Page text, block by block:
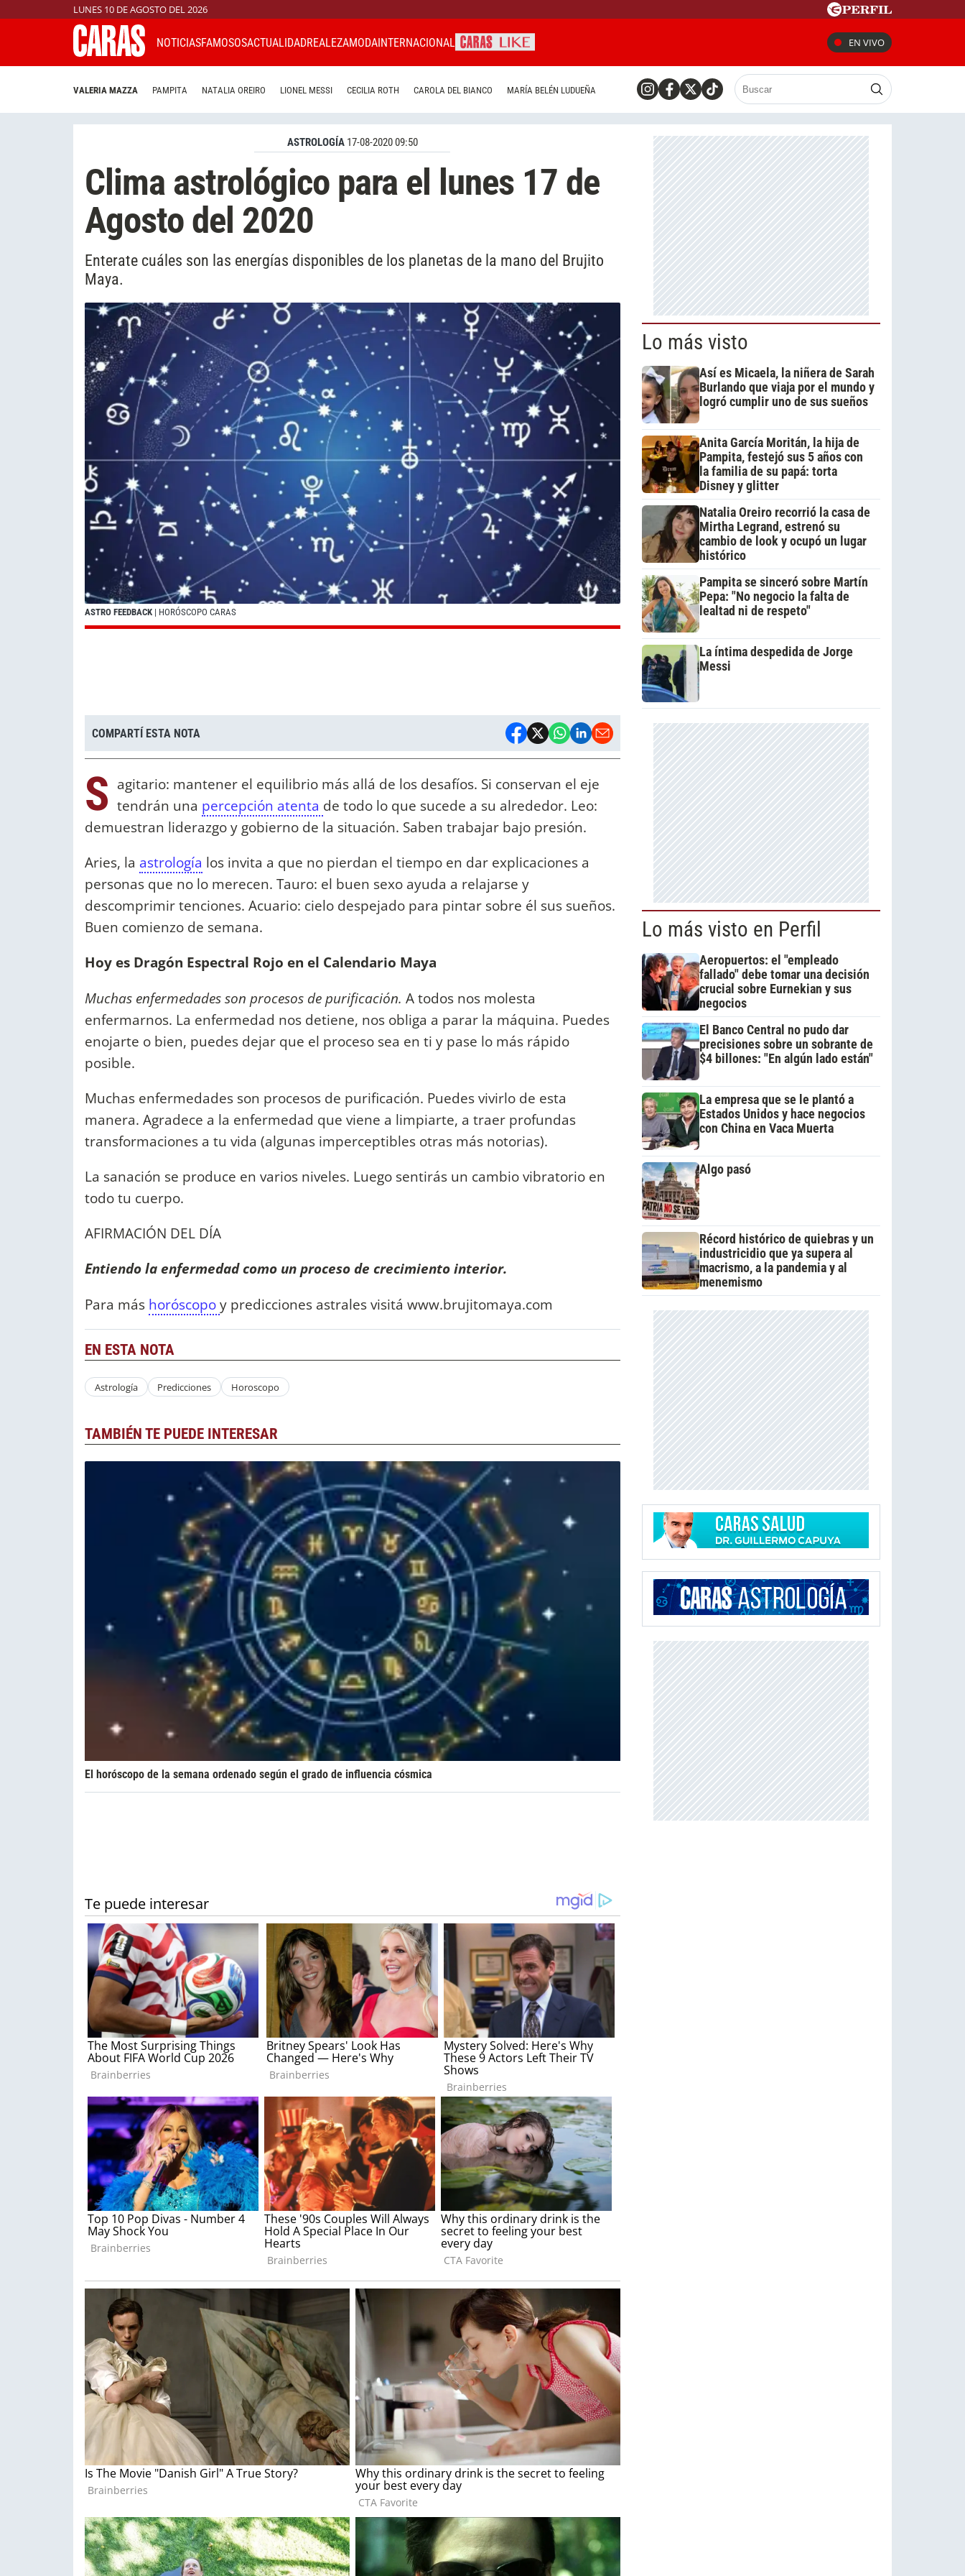
LUNES 10 DE AGOSTO DEL 2026
NOTICIASFAMOSOSACTUALIDADREALEZAMODAINTERNACIONAL EN VIVO
VALERIA MAZZA PAMPITA NATALIA OREIRO LIONEL MESSI CECILIA ROTH CAROLA DEL BIANCO MARÍA BELÉN LUDUEÑA
ASTROLOGÍA 17-08-2020 09:50
Clima astrológico para el lunes 17 de
Agosto del 2020
Enterate cuáles son las energías disponibles de los planetas de la mano del Brujito
Maya.
ASTRO FEEDBACK | HORÓSCOPO CARAS
COMPARTÍ ESTA NOTA
S agitario: mantener el equilibrio más allá de los desafíos. Si conservan el eje
tendrán una percepción atenta de todo lo que sucede a su alrededor. Leo:
demuestran liderazgo y gobierno de la situación. Saben trabajar bajo presión.
Aries, la astrología los invita a que no pierdan el tiempo en dar explicaciones a
personas que no lo merecen. Tauro: el buen sexo ayuda a relajarse y
descomprimir tenciones. Acuario: cielo despejado para pintar sobre él sus sueños.
Buen comienzo de semana.
Hoy es Dragón Espectral Rojo en el Calendario Maya
Muchas enfermedades son procesos de purificación. A todos nos molesta
enfermarnos. La enfermedad nos detiene, nos obliga a parar la máquina. Puedes
enojarte o bien, puedes dejar que el proceso sea en ti y pase lo más rápido
posible.
Muchas enfermedades son procesos de purificación. Puedes vivirlo de esta
manera. Agradece a la enfermedad que viene a limpiarte, a traer profundas
transformaciones a tu vida (algunas imperceptibles otras más notorias).
La sanación se produce en varios niveles. Luego sentirás un cambio vibratorio en
todo tu cuerpo.
AFIRMACIÓN DEL DÍA
Entiendo la enfermedad como un proceso de crecimiento interior.
Para más horóscopoy predicciones astrales visitá www.brujitomaya.com
EN ESTA NOTA
Astrología Predicciones Horoscopo
TAMBIÉN TE PUEDE INTERESAR
El horóscopo de la semana ordenado según el grado de influencia cósmica
Lo más visto
Así es Micaela, la niñera de Sarah
Burlando que viaja por el mundo y
logró cumplir uno de sus sueños
Anita García Moritán, la hija de
Pampita, festejó sus 5 años con
la familia de su papá: torta
Disney y glitter
Natalia Oreiro recorrió la casa de
Mirtha Legrand, estrenó su
cambio de look y ocupó un lugar
histórico
Pampita se sinceró sobre Martín
Pepa: "No negocio la falta de
lealtad ni de respeto"
La íntima despedida de Jorge
Messi
Lo más visto en Perfil
Aeropuertos: el "empleado
fallado" debe tomar una decisión
crucial sobre Eurnekian y sus
negocios
El Banco Central no pudo dar
precisiones sobre un sobrante de
$4 billones: "En algún lado están"
La empresa que se le plantó a
Estados Unidos y hace negocios
con China en Vaca Muerta
Algo pasó
Récord histórico de quiebras y un
industricidio que ya supera al
macrismo, a la pandemia y al
menemismo